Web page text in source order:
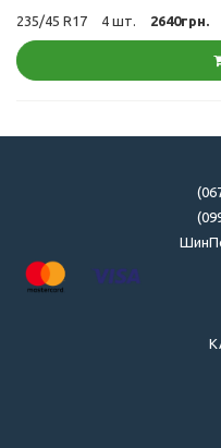
235/45 R17 4 шт. 2640грн.